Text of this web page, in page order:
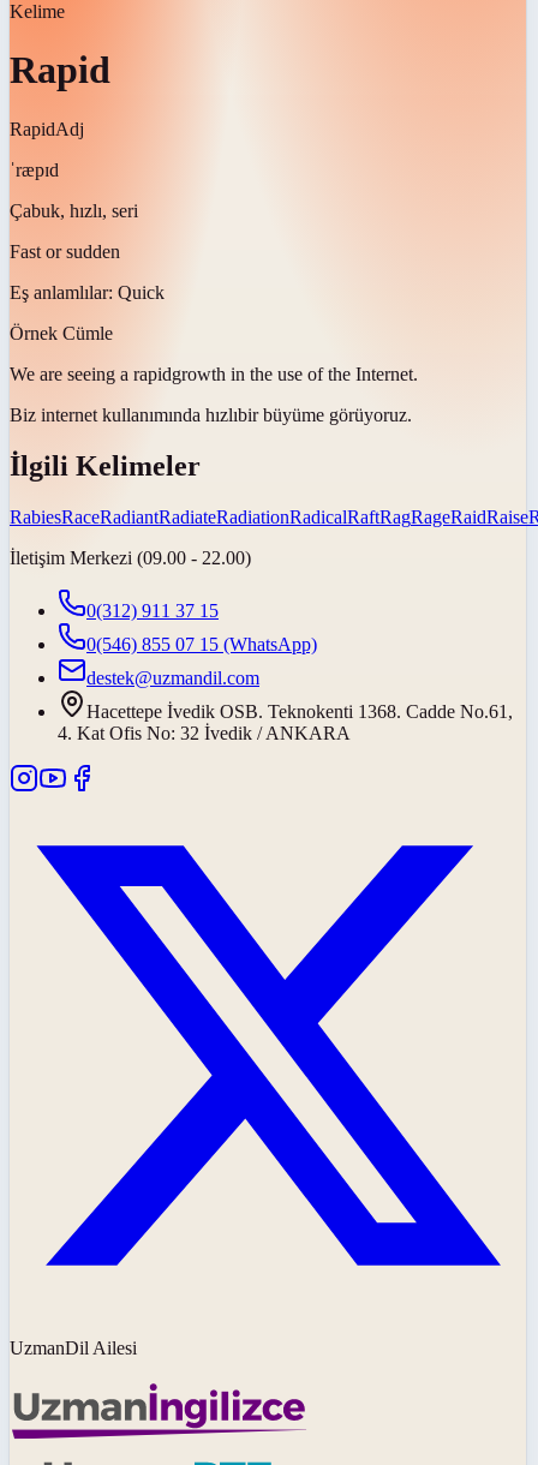
Kelime
Rapid
RapidAdj
ˈræpɪd
Çabuk, hızlı, seri
Fast or sudden
Eş anlamlılar: Quick
Örnek Cümle
We are seeing a rapidgrowth in the use of the Internet.
Biz internet kullanımında hızlıbir büyüme görüyoruz.
İlgili Kelimeler
RabiesRaceRadiantRadiateRadiationRadicalRaftRagRageRaidRaise
İletişim Merkezi (09.00 - 22.00)
0(312) 911 37 15
0(546) 855 07 15 (WhatsApp)
destek@uzmandil.com
Hacettepe İvedik OSB. Teknokenti 1368. Cadde No.61,
4. Kat Ofis No: 32 İvedik / ANKARA
UzmanDil Ailesi